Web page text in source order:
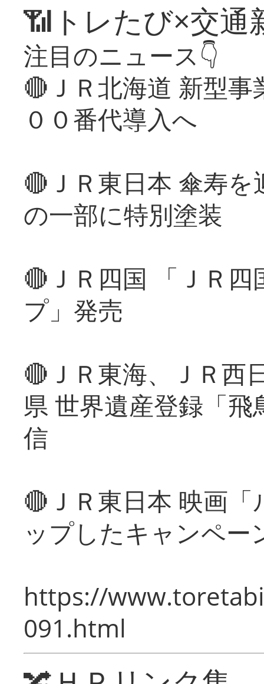
📶トレたび×交通
注目のニュース👇
🔴ＪＲ北海道 新型
００番代導入へ
🔴ＪＲ東日本 傘寿
の一部に特別塗装
🔴ＪＲ四国 「ＪＲ
プ」発売
🔴ＪＲ東海、ＪＲ西
県 世界遺産登録「
信
🔴ＪＲ東日本 映画
ップしたキャンペー
https://
091.html